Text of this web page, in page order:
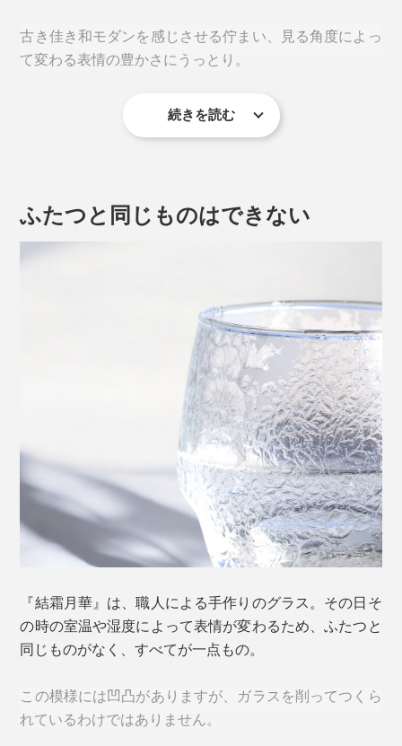
古き佳き和モダンを感じさせる佇まい、見る角度によっ
て変わる表情の豊かさにうっとり。
飲みものを入れれば、また違う美しさ。アルコールはも
グラスの種類は４つ。美しさだけでなく、持ちやすさや
飲みやすさにこだわった大きさや形。表面の模様は、滑
りにくさにもひと役買っています。
続きを読む
ふたつと同じものはできない
『結霜月華』は、職人による手作りのグラス。その日そ
の時の室温や湿度によって表情が変わるため、ふたつと
同じものがなく、すべてが一点もの。
この模様には凹凸がありますが、ガラスを削ってつくら
れているわけではありません。